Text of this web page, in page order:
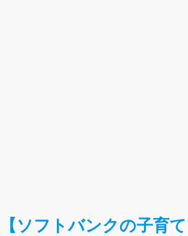
【ソフトバンクの子育